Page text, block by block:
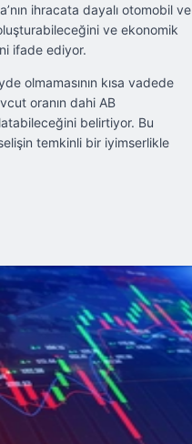
ihracata dayalı otomobil ve
ve ekonomik
ifade ediyor.
olmamasının kısa vadede
oranın dahi AB
belirtiyor. Bu
temkinli bir iyimserlikle
Yükseliş Getirdi